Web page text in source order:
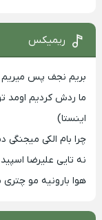
ریمیکس
بریم نجف پس میریم
ما ردش کردیم
اینستا)
چرا بام الکی میجنگی
نه تایی علیرضا اسپید
هوا بارونیه مو